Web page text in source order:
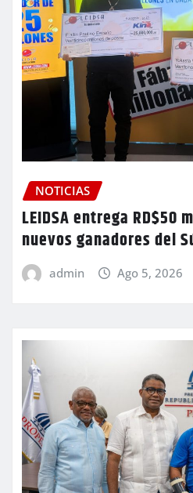
NOTICIAS
LEIDSA entrega RD$50
nuevos ganadores del
admin Ago 5, 2026